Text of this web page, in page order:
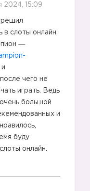
2024, 15:09
решил
в слоты онлайн,
―
чего не
играть. Ведь
большой
и
буду
онлайн.